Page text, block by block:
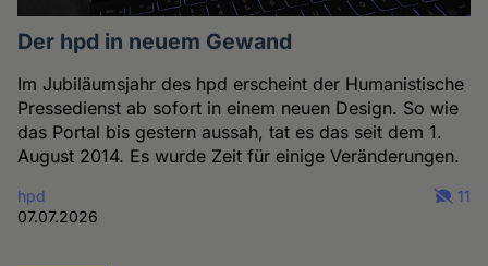
Der hpd in neuem Gewand
Im Jubiläumsjahr des hpd erscheint der Humanistische
Pressedienst ab sofort in einem neuen Design. So wie
das Portal bis gestern aussah, tat es das seit dem 1.
August 2014. Es wurde Zeit für einige Veränderungen.
hpd
07.07.2026
11